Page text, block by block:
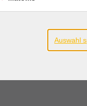
Auswahl